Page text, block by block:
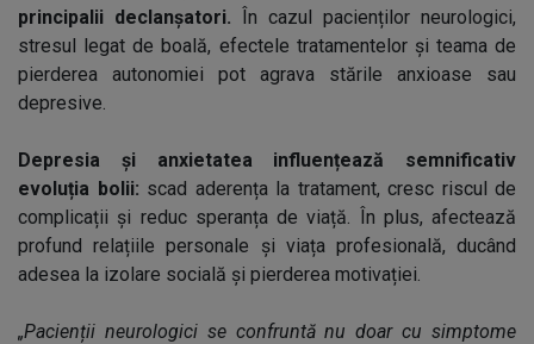
principalii declanșatori. În cazul pacienților neurologici,
stresul legat de boală, efectele tratamentelor și teama de
pierderea autonomiei pot agrava stările anxioase sau
depresive.
Depresia și anxietatea influențează semnificativ
evoluția bolii: scad aderența la tratament, cresc riscul de
complicații și reduc speranța de viață. În plus, afectează
profund relațiile personale și viața profesională, ducând
adesea la izolare socială și pierderea motivației.
„Pacienții neurologici se confruntă nu doar cu simptome